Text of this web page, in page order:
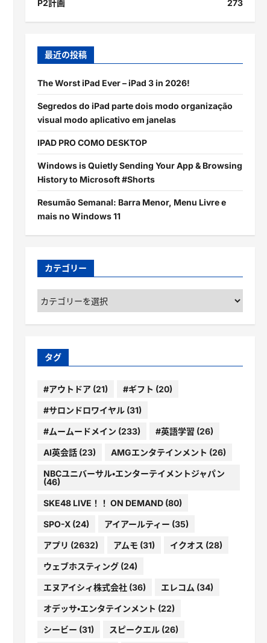
P2計画 273
最近の投稿
The Worst iPad Ever – iPad 3 in 2026!
Segredos do iPad parte dois modo organização
visual modo aplicativo em janelas
IPAD PRO COMO DESKTOP
Windows is Quietly Sending Your App & Browsing
History to Microsoft #Shorts
Resumão Semanal: Barra Menor, Menu Livre e
mais no Windows 11
カテゴリー
カ
テ
ゴ
ー
タグ
#アウトドア(21) #ギフト (20)
#サロンドロワイヤル(31)
#ムームードメイン (233) #英語学習 (26)
AI英会話(23) AMGエンタテインメント (26)
NBCユニバーサル・エンターテイメントジャパン
(46)
SKE48 LIVE！！ ON DEMAND(80)
SPO-X(24) アイアールティー (35)
アプリ (2632) アムモ (31) イクオス (28)
ウェブホスティング(24)
エヌアイシィ株式会社(36) エレコム (34)
オデッサ・エンタテインメント (22)
シービー (31) スピークエル(26)